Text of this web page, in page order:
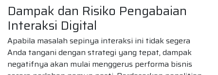
Dampak dan Risiko Pengabaian
Interaksi Digital
Apabila masalah sepinya interaksi ini tidak segera
Anda tangani dengan strategi yang tepat, dampak
negatifnya akan mulai menggerus performa bisnis